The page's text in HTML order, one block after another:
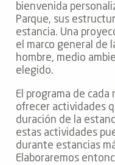
bienvenida
Parque, sus
estancia. Una
el marco general de
hombre, medio
elegido.
El programa de
ofrecer actividades
duración de la
estas actividades
durante estancias
Elaboraremos